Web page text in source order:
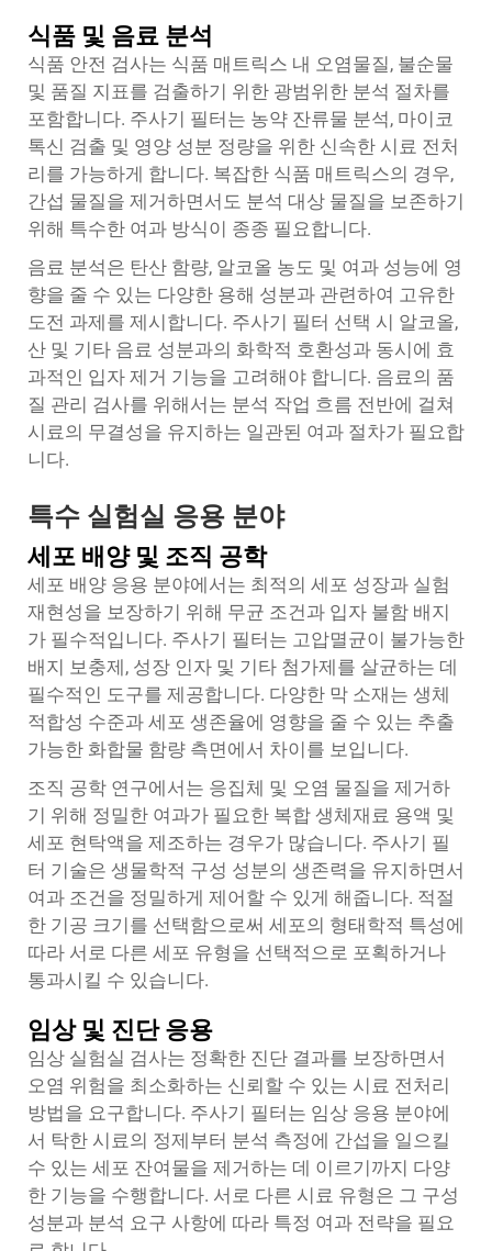
식품 및 음료 분석
식품 안전 검사는 식품 매트릭스 내 오염물질, 불순물
및 품질 지표를 검출하기 위한 광범위한 분석 절차를
포함합니다. 주사기 필터는 농약 잔류물 분석, 마이코
톡신 검출 및 영양 성분 정량을 위한 신속한 시료 전처
리를 가능하게 합니다. 복잡한 식품 매트릭스의 경우,
간섭 물질을 제거하면서도 분석 대상 물질을 보존하기
위해 특수한 여과 방식이 종종 필요합니다.
음료 분석은 탄산 함량, 알코올 농도 및 여과 성능에 영
향을 줄 수 있는 다양한 용해 성분과 관련하여 고유한
도전 과제를 제시합니다. 주사기 필터 선택 시 알코올,
산 및 기타 음료 성분과의 화학적 호환성과 동시에 효
과적인 입자 제거 기능을 고려해야 합니다. 음료의 품
질 관리 검사를 위해서는 분석 작업 흐름 전반에 걸쳐
시료의 무결성을 유지하는 일관된 여과 절차가 필요합
니다.
특수 실험실 응용 분야
세포 배양 및 조직 공학
세포 배양 응용 분야에서는 최적의 세포 성장과 실험
재현성을 보장하기 위해 무균 조건과 입자 불함 배지
가 필수적입니다. 주사기 필터는 고압멸균이 불가능한
배지 보충제, 성장 인자 및 기타 첨가제를 살균하는 데
필수적인 도구를 제공합니다. 다양한 막 소재는 생체
적합성 수준과 세포 생존율에 영향을 줄 수 있는 추출
가능한 화합물 함량 측면에서 차이를 보입니다.
조직 공학 연구에서는 응집체 및 오염 물질을 제거하
기 위해 정밀한 여과가 필요한 복합 생체재료 용액 및
세포 현탁액을 제조하는 경우가 많습니다. 주사기 필
터 기술은 생물학적 구성 성분의 생존력을 유지하면서
여과 조건을 정밀하게 제어할 수 있게 해줍니다. 적절
한 기공 크기를 선택함으로써 세포의 형태학적 특성에
따라 서로 다른 세포 유형을 선택적으로 포획하거나
통과시킬 수 있습니다.
임상 및 진단 응용
임상 실험실 검사는 정확한 진단 결과를 보장하면서
오염 위험을 최소화하는 신뢰할 수 있는 시료 전처리
방법을 요구합니다. 주사기 필터는 임상 응용 분야에
서 탁한 시료의 정제부터 분석 측정에 간섭을 일으킬
수 있는 세포 잔여물을 제거하는 데 이르기까지 다양
한 기능을 수행합니다. 서로 다른 시료 유형은 그 구성
성분과 분석 요구 사항에 따라 특정 여과 전략을 필요